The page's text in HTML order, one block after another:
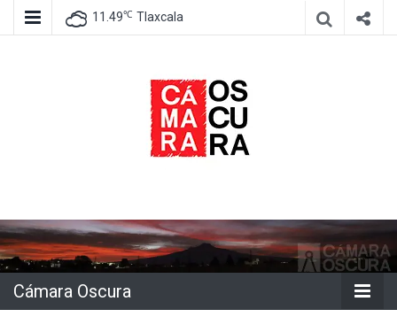
11.49℃ Tlaxcala
Cámara
Oscura
Cámara Oscura